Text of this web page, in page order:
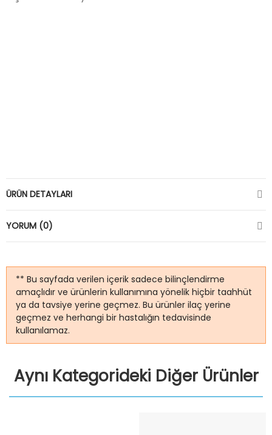
ÜRÜN DETAYLARI
YORUM (0)
** Bu sayfada verilen içerik sadece bilinçlendirme
amaçlıdır ve ürünlerin kullanımına yönelik hiçbir taahhüt
ya da tavsiye yerine geçmez. Bu ürünler ilaç yerine
geçmez ve herhangi bir hastalığın tedavisinde
kullanılamaz.
Aynı Kategorideki Diğer Ürünler